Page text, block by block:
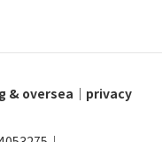
& oversea ｜ privacy